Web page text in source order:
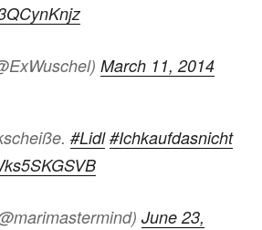
March 11, 2014
#Lidl #Ichkaufdasnicht
June 23,